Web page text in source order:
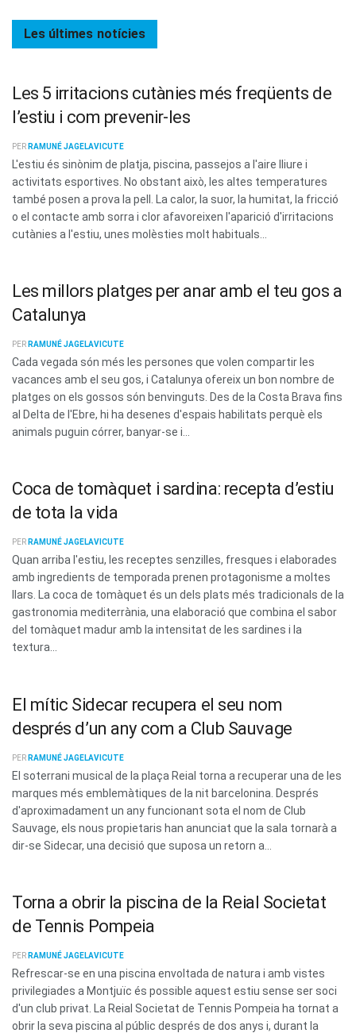
Les últimes notícies
Les 5 irritacions cutànies més freqüents de
l’estiu i com prevenir-les
PER RAMUNÉ JAGELAVICUTE
L'estiu és sinònim de platja, piscina, passejos a l'aire lliure i
activitats esportives. No obstant això, les altes temperatures
també posen a prova la pell. La calor, la suor, la humitat, la fricció
o el contacte amb sorra i clor afavoreixen l'aparició d'irritacions
cutànies a l'estiu, unes molèsties molt habituals...
Les millors platges per anar amb el teu gos a
Catalunya
PER RAMUNÉ JAGELAVICUTE
Cada vegada són més les persones que volen compartir les
vacances amb el seu gos, i Catalunya ofereix un bon nombre de
platges on els gossos són benvinguts. Des de la Costa Brava fins
al Delta de l'Ebre, hi ha desenes d'espais habilitats perquè els
animals puguin córrer, banyar-se i...
Coca de tomàquet i sardina: recepta d’estiu
de tota la vida
PER RAMUNÉ JAGELAVICUTE
Quan arriba l'estiu, les receptes senzilles, fresques i elaborades
amb ingredients de temporada prenen protagonisme a moltes
llars. La coca de tomàquet és un dels plats més tradicionals de la
gastronomia mediterrània, una elaboració que combina el sabor
del tomàquet madur amb la intensitat de les sardines i la
textura...
El mític Sidecar recupera el seu nom
després d’un any com a Club Sauvage
PER RAMUNÉ JAGELAVICUTE
El soterrani musical de la plaça Reial torna a recuperar una de les
marques més emblemàtiques de la nit barcelonina. Després
d'aproximadament un any funcionant sota el nom de Club
Sauvage, els nous propietaris han anunciat que la sala tornarà a
dir-se Sidecar, una decisió que suposa un retorn a...
Torna a obrir la piscina de la Reial Societat
de Tennis Pompeia
PER RAMUNÉ JAGELAVICUTE
Refrescar-se en una piscina envoltada de natura i amb vistes
privilegiades a Montjuïc és possible aquest estiu sense ser soci
d'un club privat. La Reial Societat de Tennis Pompeia ha tornat a
obrir la seva piscina al públic després de dos anys i, durant la